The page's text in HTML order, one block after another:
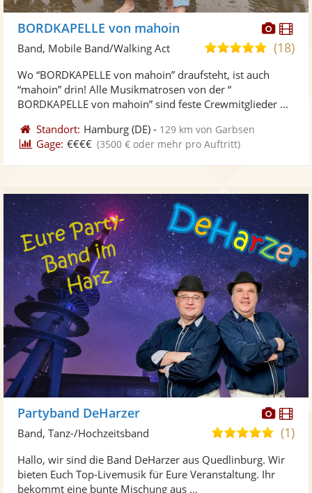
BORDKAPELLE von mahoin
5,0
5
Sternen
(18)
Band, Mobile Band/Walking Act
Wo “BORDKAPELLE von mahoin” draufsteht, ist auch
“mahoin” drin! Alle Musikmatrosen von der “
BORDKAPELLE von mahoin” sind feste Crewmitglieder ...
Standort: Hamburg (DE) - 129 km von Garbsen
Gage: €€€€ (3500 € oder mehr pro Auftritt)
Fotos
Partyband DeHarzer
5,0
5
(1)
Band, Tanz-/Hochzeitsband
Hallo, wir sind die Band DeHarzer aus Quedlinburg. Wir
bieten Euch Top-Livemusik für Eure Veranstaltung. Ihr
bekommt eine bunte Mischung aus ...